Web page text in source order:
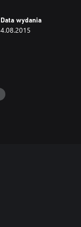
Data wydania
4.08.2015